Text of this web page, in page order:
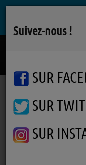
Podcasts Asian
Asian
2024
Suivez-nous !
SUR
SUR
SUR